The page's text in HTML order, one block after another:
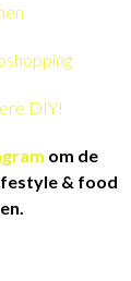
DIY!
om de
& food